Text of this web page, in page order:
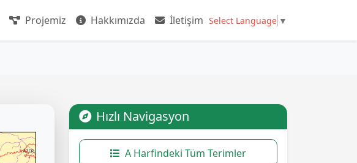
Projemiz Hakkımızda İletişim Select Language ▼
Hızlı Navigasyon
A Harfindeki Tüm Terimler